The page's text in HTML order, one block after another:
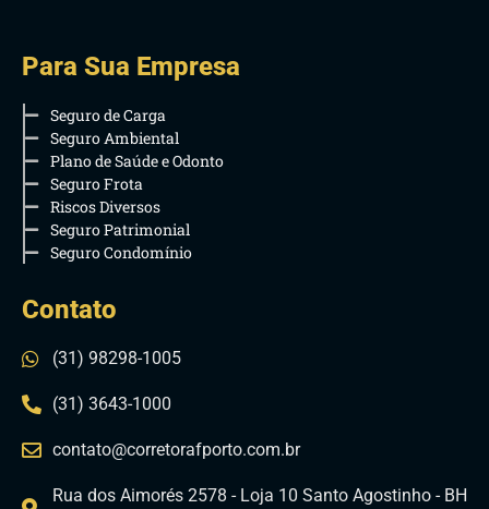
Para Sua Empresa
Seguro de Carga
Seguro Ambiental
Plano de Saúde e Odonto
Seguro Frota
Riscos Diversos
Seguro Patrimonial
Seguro Condomínio
Contato
(31) 98298-1005
(31) 3643-1000
contato@corretorafporto.com.br
Rua dos Aimorés 2578 - Loja 10 Santo Agostinho - BH